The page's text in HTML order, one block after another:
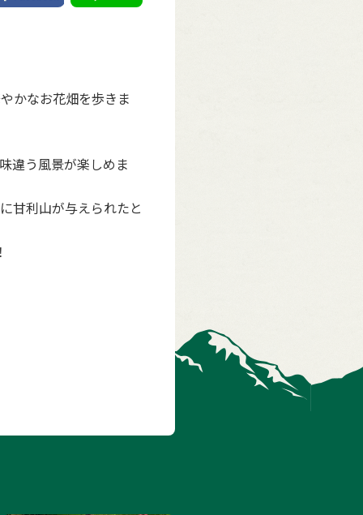
かなお花畑を歩きま
違う風景が楽しめま
甘利山が与えられたと